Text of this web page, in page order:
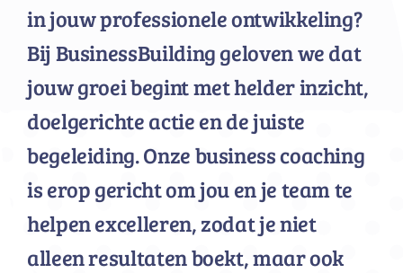
in jouw professionele ontwikkeling?
Bij BusinessBuildinggeloven we dat
jouw groei begint met helder inzicht,
doelgerichte actie en de juiste
begeleiding. Onze business coaching
is erop gericht om jou en je team te
helpen excelleren, zodat je niet
alleen resultaten boekt, maar ook